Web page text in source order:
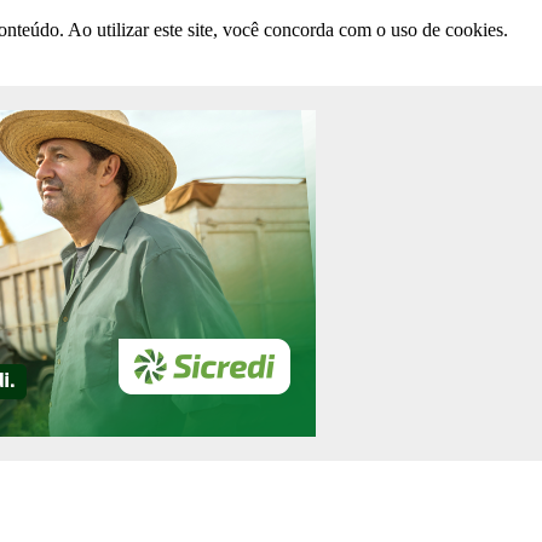
Ao utilizar este site, você concorda com o uso de cookies.